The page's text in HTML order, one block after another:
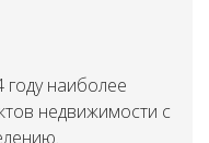
наиболее
недвижимости с